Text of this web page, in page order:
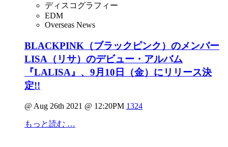
ディスコグラフィー
EDM
Overseas News
BLACKPINK（ブラックピンク）のメンバー
LISA（リサ）のデビュー・アルバム
『LALISA』、9月10日（金）にリリース決
定!!
@ Aug 26th 2021 @ 12:20PM 1324
もっと読む …